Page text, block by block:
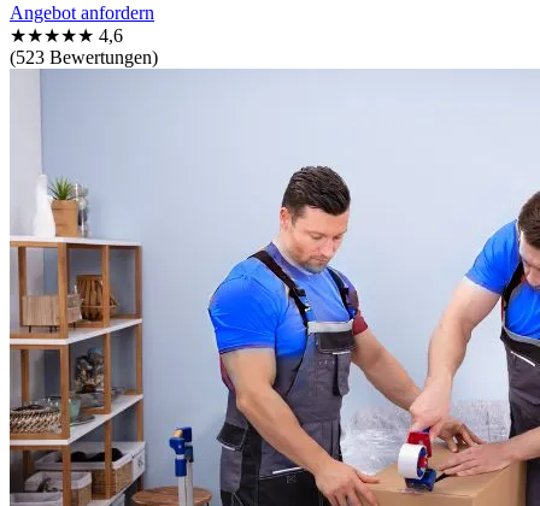
Angebot anfordern
★★★★★ 4,6
(523 Bewertungen)